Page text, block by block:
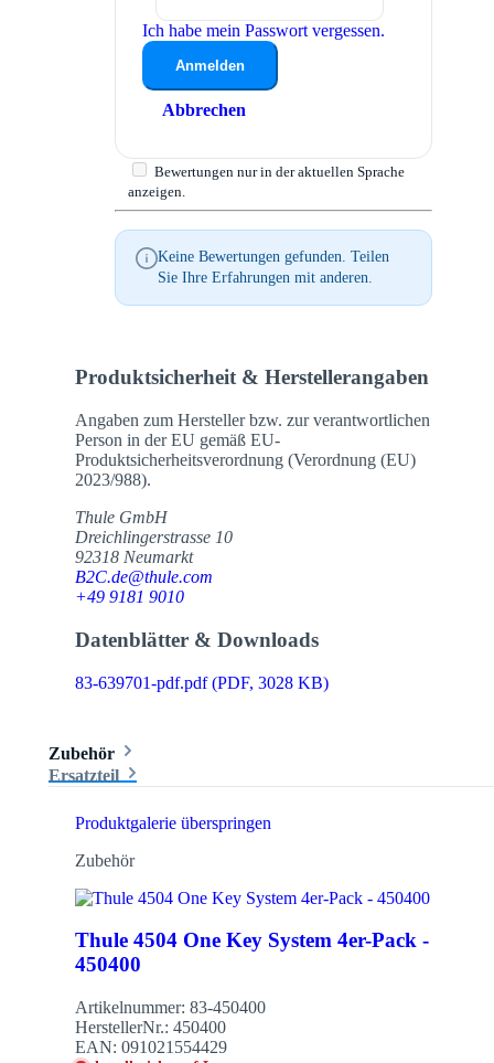
Ich habe mein Passwort vergessen.
Anmelden
Abbrechen
Bewertungen nur in der aktuellen Sprache
anzeigen.
Keine Bewertungen gefunden. Teilen
Sie Ihre Erfahrungen mit anderen.
Produktsicherheit & Herstellerangaben
Angaben zum Hersteller bzw. zur verantwortlichen
Person in der EU gemäß EU-
Produktsicherheitsverordnung (Verordnung (EU)
2023/988).
Thule GmbH
Dreichlingerstrasse 10
92318 Neumarkt
B2C.de@thule.com
+49 9181 9010
Datenblätter & Downloads
83-639701-pdf.pdf (PDF, 3028 KB)
Zubehör
Ersatzteil
Produktgalerie überspringen
Zubehör
Thule 4504 One Key System 4er-Pack -
450400
Artikelnummer: 83-450400
HerstellerNr.: 450400
EAN: 091021554429